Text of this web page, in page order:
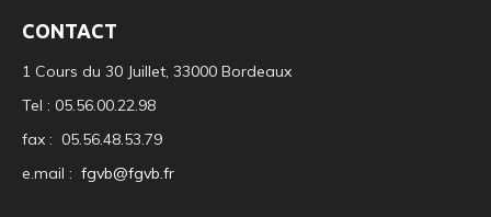
CONTACT
1 Cours du 30 Juillet, 33000 Bordeaux
Tel : 05.56.00.22.98
fax : 05.56.48.53.79
e.mail : fgvb@fgvb.fr